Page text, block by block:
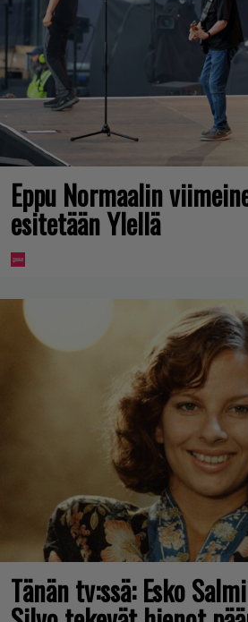
Eppu Normaalin
esitetään Ylellä
Tänän tv:ssä: Esko